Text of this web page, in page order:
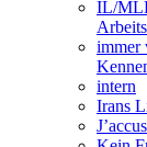
IL/
immer
intern
Irans